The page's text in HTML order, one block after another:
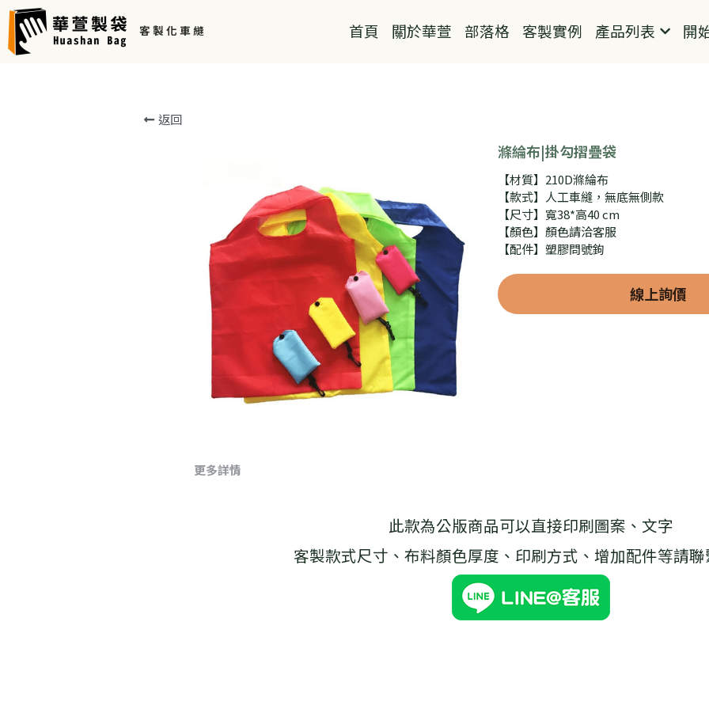
客 製 化 車 縫 首頁 關於華萱 部落格 客製實例 產品列表 開
返回
滌綸布|掛勾摺疊袋
【材質】210D滌綸布
【款式】人工車縫，無底無側款
【尺寸】寬38*高40 cm
【顏色】顏色請洽客服
【配件】塑膠問號鉤
線上詢價
此款為公版商品可以直接印刷圖案、文字
客製款式尺寸、布料顏色厚度、印刷方式、增加配件等請